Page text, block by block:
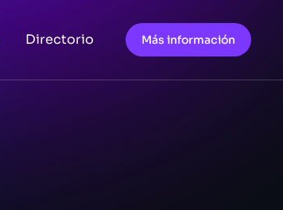
Directorio Más información